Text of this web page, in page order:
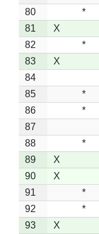
80
*
81
X
82
*
83
X
84
85
*
86
*
87
88
*
89
X
90
X
91
*
92
*
93
X